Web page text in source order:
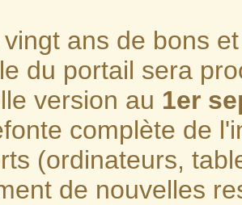
ans de bons
du portail sera
version au 1er
complète de
(ordinateurs,
de nouvelles